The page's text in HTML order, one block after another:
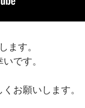
ます。
です。
お願いします。